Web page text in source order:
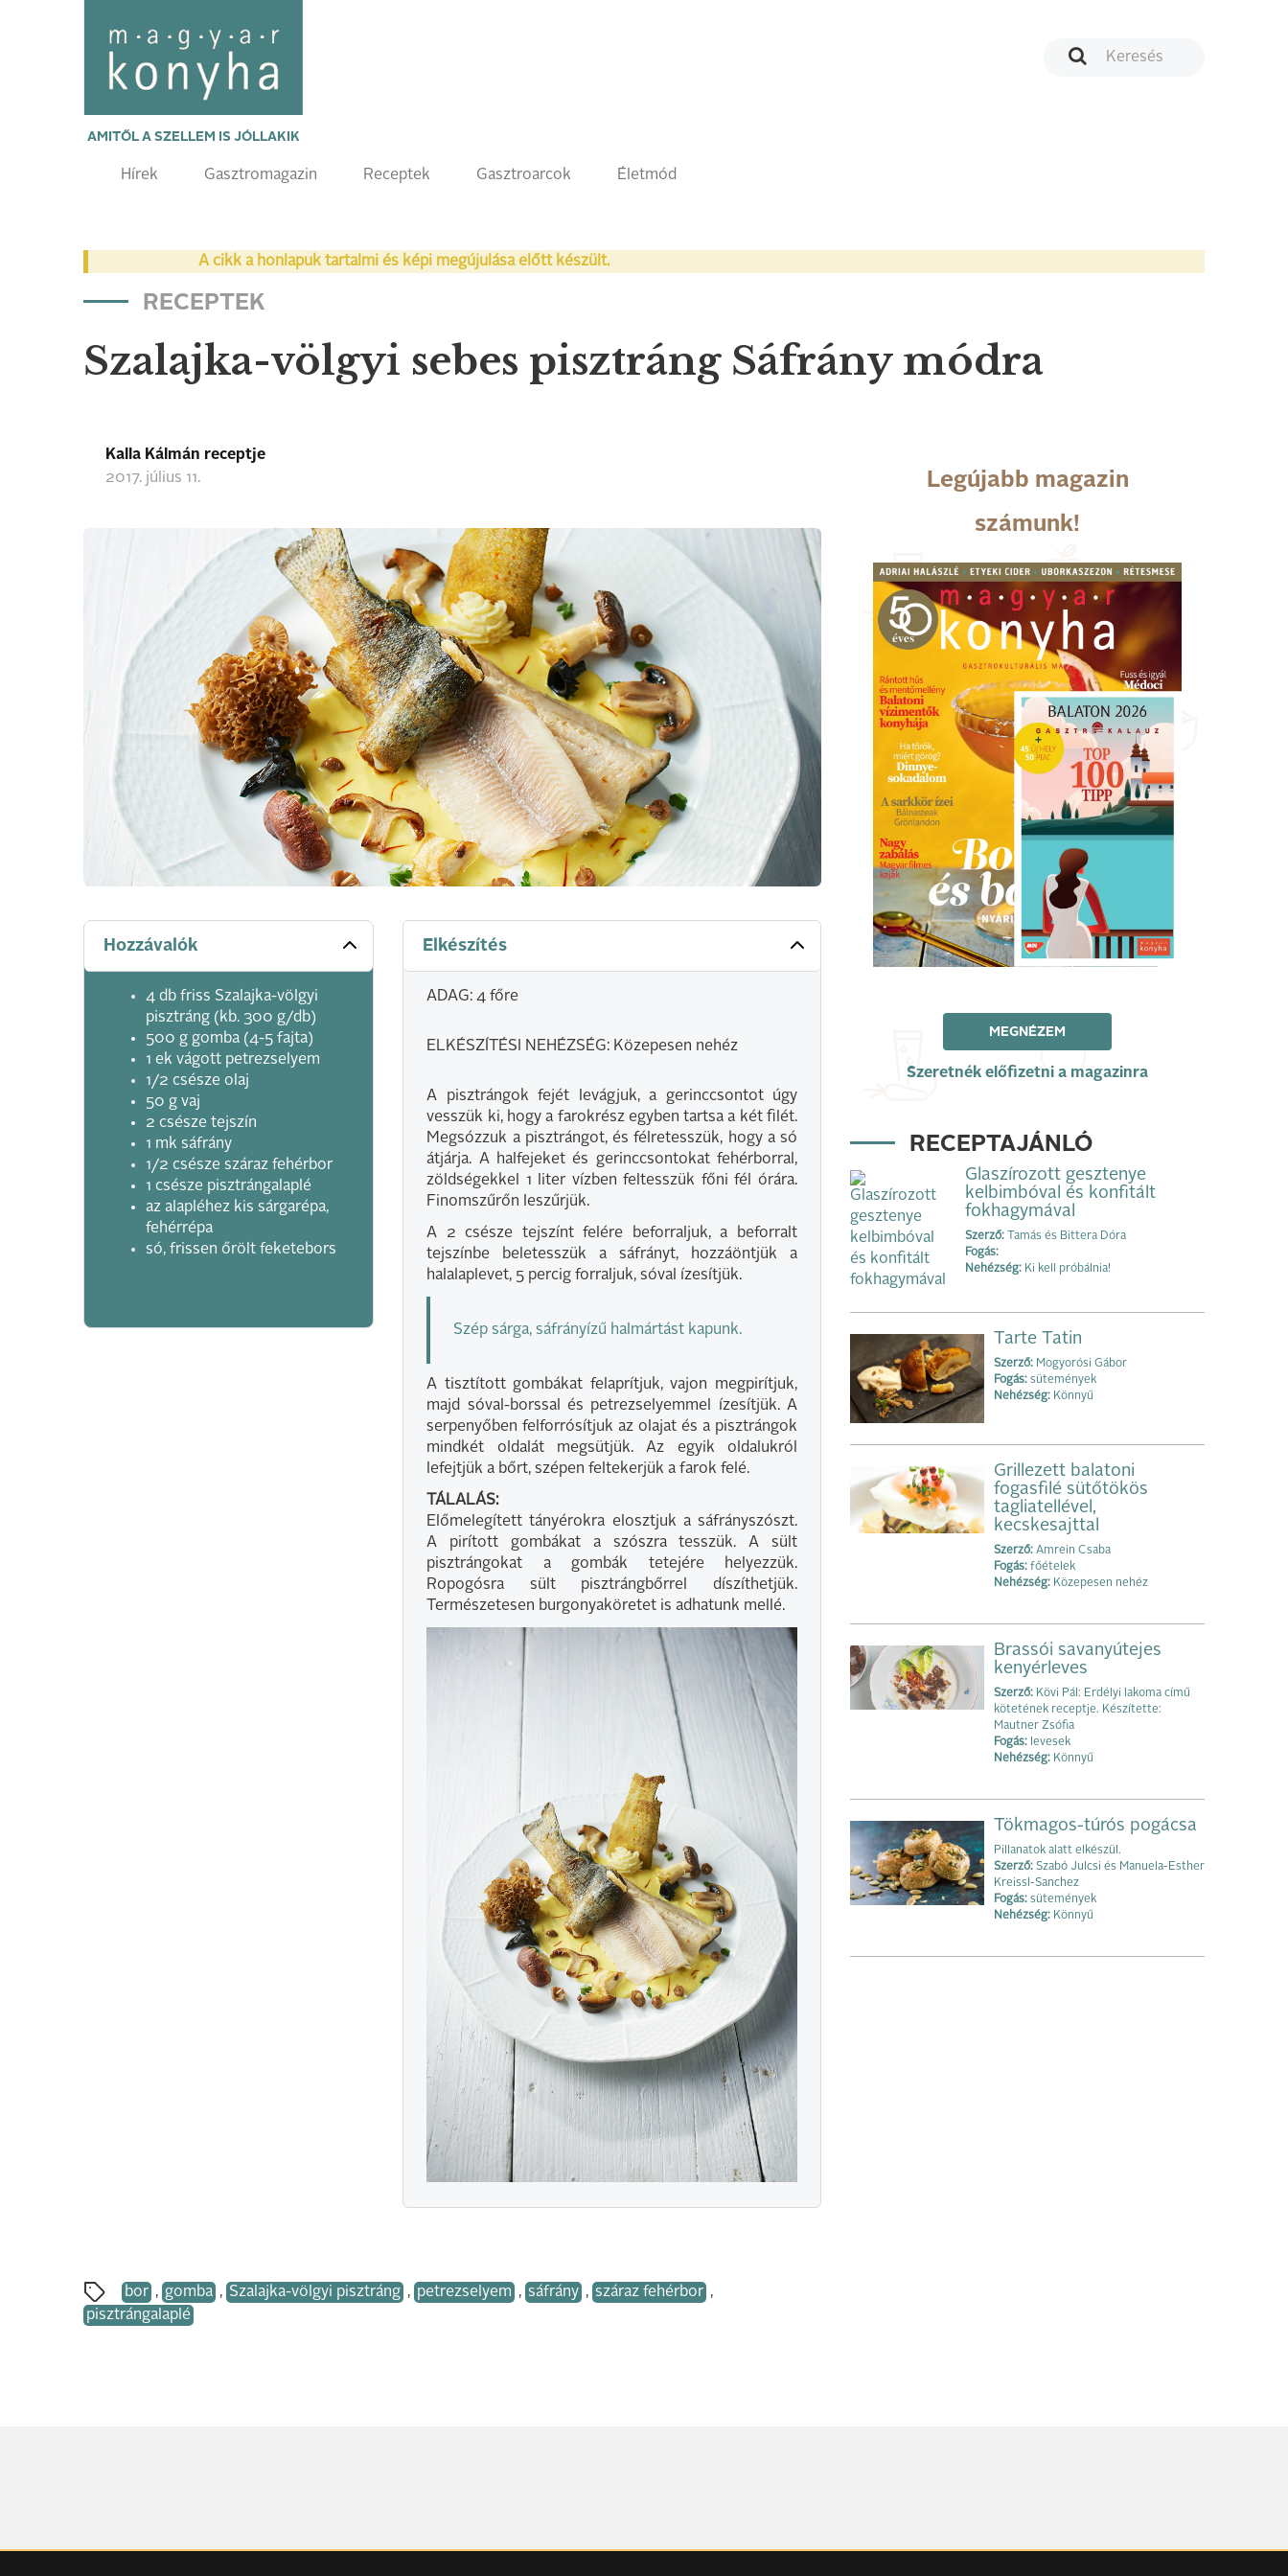
AMITŐL A SZELLEM IS JÓLLAKIK
Hírek Gasztromagazin Receptek Gasztroarcok Életmód
A cikk a honlapuk tartalmi és képi megújulása előtt készült.
RECEPTEK
Szalajka-völgyi sebes pisztráng Sáfrány módra
Kalla Kálmán receptje
2017. július 11.
Hozzávalók
4 db friss Szalajka-völgyi
pisztráng (kb. 300 g/db)
500 g gomba (4-5 fajta)
1 ek vágott petrezselyem
1/2 csésze olaj
50 g vaj
2 csésze tejszín
1 mk sáfrány
1/2 csésze száraz fehérbor
1 csésze pisztrángalaplé
az alapléhez kis sárgarépa,
fehérrépa
só, frissen őrölt feketebors
Elkészítés
ADAG: 4 főre
ELKÉSZÍTÉSI NEHÉZSÉG: Közepesen nehéz
A pisztrángok fejét levágjuk, a gerinccsontot úgy
vesszük ki, hogy a farokrész egyben tartsa a két filét.
Megsózzuk a pisztrángot, és félretesszük, hogy a só
átjárja. A halfejeket és gerinccsontokat fehérborral,
zöldségekkel 1 liter vízben feltesszük főni fél órára.
Finomszűrőn leszűrjük.
A 2 csésze tejszínt felére beforraljuk, a beforralt
tejszínbe beletesszük a sáfrányt, hozzáöntjük a
halalaplevet, 5 percig forraljuk, sóval ízesítjük.
Szép sárga, sáfrányízű halmártást kapunk.
A tisztított gombákat felaprítjuk, vajon megpirítjuk,
majd sóval-borssal és petrezselyemmel ízesítjük. A
serpenyőben felforrósítjuk az olajat és a pisztrángok
mindkét oldalát megsütjük. Az egyik oldalukról
lefejtjük a bőrt, szépen feltekerjük a farok felé.
TÁLALÁS:
Előmelegített tányérokra elosztjuk a sáfrányszószt.
A pirított gombákat a szószra tesszük. A sült
pisztrángokat a gombák tetejére helyezzük.
Ropogósra sült pisztrángbőrrel díszíthetjük.
Természetesen burgonyaköretet is adhatunk mellé.
bor , gomba , Szalajka-völgyi pisztráng , petrezselyem , sáfrány , száraz fehérbor ,
pisztrángalaplé
Legújabb magazin
számunk!
MEGNÉZEM
Szeretnék előfizetni a magazinra
RECEPTAJÁNLÓ
Glaszírozott gesztenye
kelbimbóval és konfitált
fokhagymával
Szerző: Tamás és Bittera Dóra
Fogás:
Nehézség: Ki kell próbálnia!
Tarte Tatin
Szerző: Mogyorósi Gábor
Fogás: sütemények
Nehézség: Könnyű
Grillezett balatoni
fogasfilé sütőtökös
tagliatellével,
kecskesajttal
Szerző: Amrein Csaba
Fogás: főételek
Nehézség: Közepesen nehéz
Brassói savanyútejes
kenyérleves
Szerző: Kövi Pál: Erdélyi lakoma című
kötetének receptje. Készítette:
Mautner Zsófia
Fogás: levesek
Nehézség: Könnyű
Tökmagos-túrós pogácsa
Pillanatok alatt elkészül.
Szerző: Szabó Julcsi és Manuela-Esther
Kreissl-Sanchez
Fogás: sütemények
Nehézség: Könnyű